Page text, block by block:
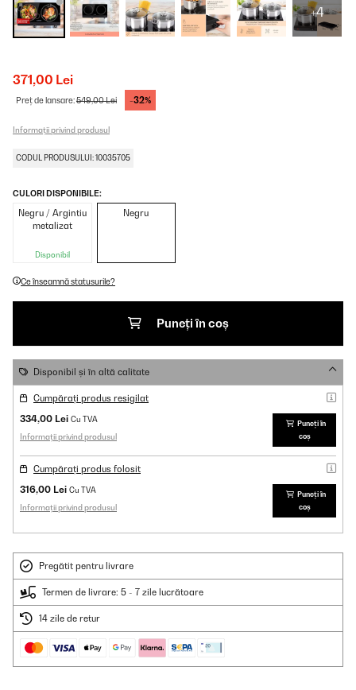
+4
371,00 Lei
Preț de lansare:549,00 Lei -32%
Informații privind produsul
CODUL PRODUSULUI: 10035705
CULORI DISPONIBILE:
Negru / Argintiu
metalizat
Disponibil
Negru
Ce înseamnă statusurile?
Puneți în coș
Disponibil și în altă calitate
Cumpărați produs resigilat
334,00 Lei Cu TVA
Informații privind produsul
Puneți în
coș
Cumpărați produs folosit
316,00 Lei Cu TVA
Informații privind produsul
Puneți în
coș
Pregătit pentru livrare
Termen de livrare: 5 - 7 zile lucrătoare
14 zile de retur